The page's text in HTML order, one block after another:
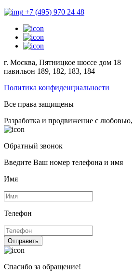
+7 (495) 970 24 48
г. Москва, Пятницкое шоссе дом 18
павильон 189, 182, 183, 184
Политика конфиденциальности
Все права защищены
Разработка и продвижение с любовью,
Обратный звонок
Введите Ваш номер телефона и имя
Имя
Телефон
Отправить
Спасибо за обращение!